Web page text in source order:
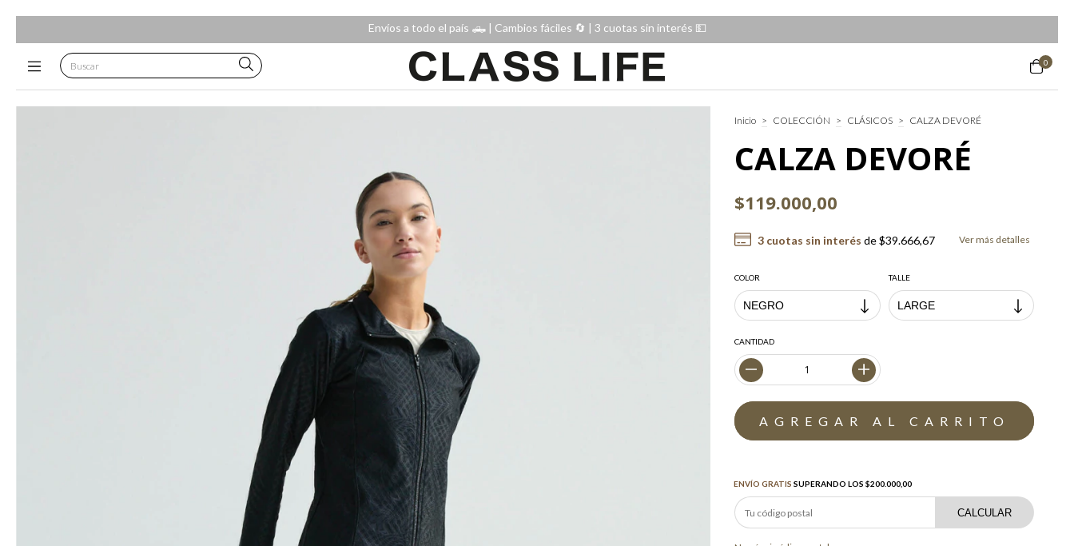
Envíos a todo el país 🛻 | Cambios fáciles 🔄️ | 3 cuotas sin interés 💵
0
Inicio > COLECCIÓN > CLÁSICOS > CALZA DEVORÉ
CALZA DEVORÉ
$119.000,00
3 cuotas sin interés de$39.666,67 Ver más detalles
COLOR TALLE
CANTIDAD
ENVÍO GRATIS SUPERANDO LOS$200.000,00
CALCULAR